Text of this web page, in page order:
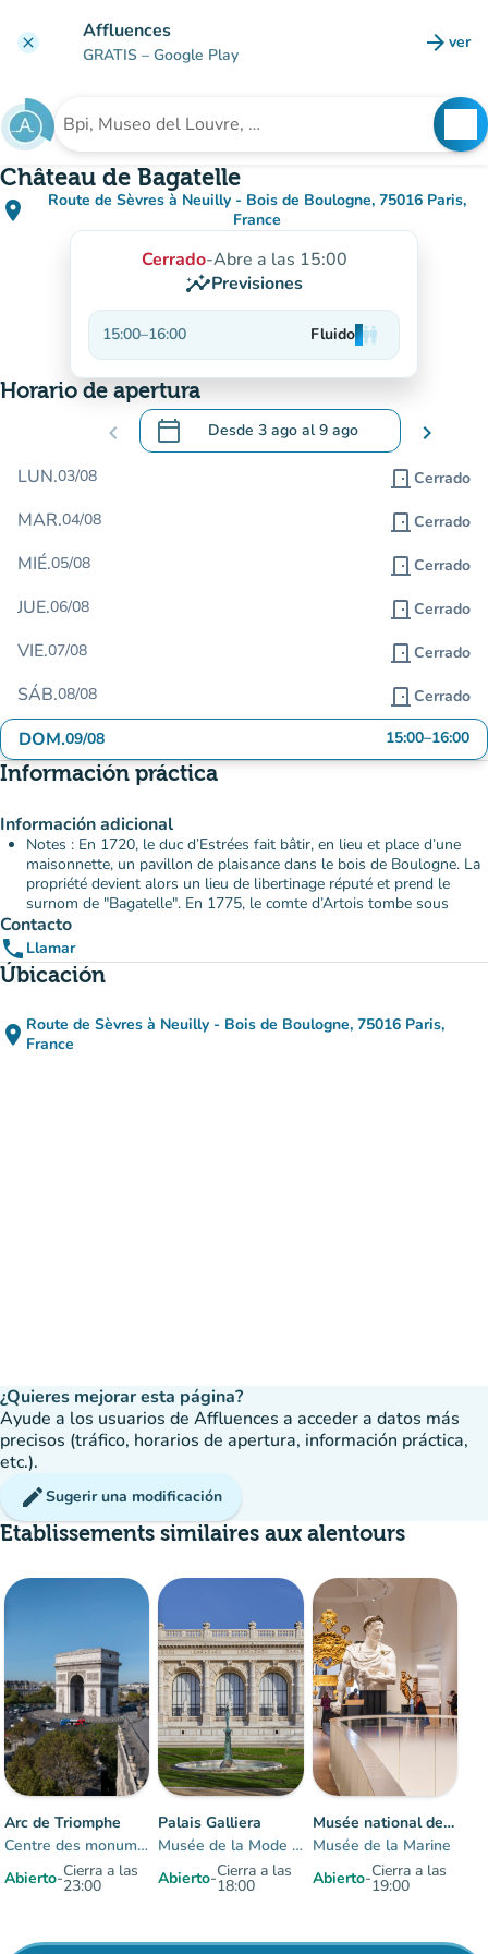
clear Affluences
GRATIS – Google Play arrow_forward ver
Buscar un establecimiento
Château de Bagatelle
place
Route de Sèvres à Neuilly - Bois de Boulogne, 75016 Paris,
France
(abrir en Google Maps)
(nueva pestaña)
Cerrado-Abre a las 15:00
insightsPrevisiones
15:00–16:00 Fluidoman
man
man
Horario de apertura
chevron_left calendar_today Desde 3 ago al9 ago
.Abra el calendario para cambiar las
chevron_right
LUN.03/08 door_front Cerrado
MAR.04/08 door_front Cerrado
MIÉ.05/08 door_front Cerrado
JUE.06/08 door_front Cerrado
VIE.07/08 door_front Cerrado
SÁB.08/08 door_front Cerrado
DOM.09/08 15:00–16:00
Información práctica
Información adicional
Notes : En 1720, le duc d’Estrées fait bâtir, en lieu et place d’une
maisonnette, un pavillon de plaisance dans le bois de Boulogne. La
propriété devient alors un lieu de libertinage réputé et prend le
surnom de "Bagatelle". En 1775, le comte d’Artois tombe sous
Contacto
phone Llamar
Úbicación
place Route de Sèvres à Neuilly - Bois de Boulogne, 75016 Paris,
France
¿Quieres mejorar esta página?
Ayude a los usuarios de Affluences a acceder a datos más
precisos (tráfico, horarios de apertura, información práctica,
etc.).
editSugerir una modificación
Etablissements similaires aux alentours
Arc de Triomphe
Centre des monuments nationaux
Abierto-Cierra a las
23:00
Palais Galliera
Musée de la Mode de Paris
Abierto-Cierra a las
18:00
Musée national de la Marine à Paris-Trocadéro
Musée de la Marine
Abierto-Cierra a las
19:00
ocupación